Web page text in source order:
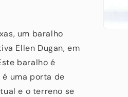
um baralho
Ellen Dugan, em
baralho é
uma porta de
e o terreno se